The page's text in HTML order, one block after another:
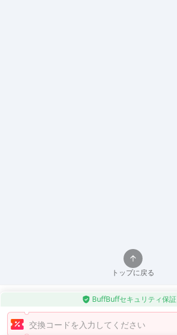
BuffBuffセキュリティ保証
トップに戻る
BuffBuffアプリを使用してAndroidアプリを自動更新